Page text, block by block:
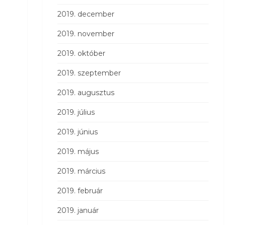
2019. december
2019. november
2019. október
2019. szeptember
2019. augusztus
2019. július
2019. június
2019. május
2019. március
2019. február
2019. január